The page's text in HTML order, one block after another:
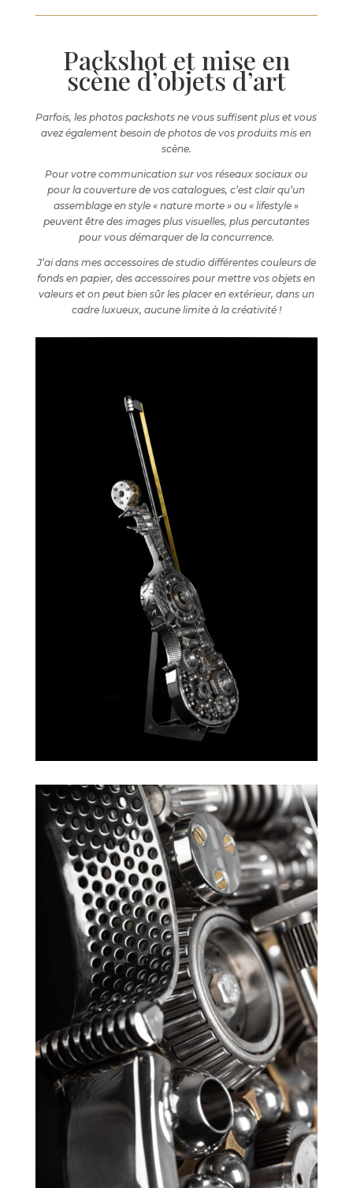
Packshot et mise en
scène d’objets d’art
Parfois, les photos packshots ne vous suffisent plus et vous
avez également besoin de photos de vos produits mis en
scène.
Pour votre communication sur vos réseaux sociaux ou
pour la couverture de vos catalogues, c’est clair qu’un
assemblage en style « nature morte » ou « lifestyle »
peuvent être des images plus visuelles, plus percutantes
pour vous démarquer de la concurrence.
J’ai dans mes accessoires de studio différentes couleurs de
fonds en papier, des accessoires pour mettre vos objets en
valeurs et on peut bien sûr les placer en extérieur, dans un
cadre luxueux, aucune limite à la créativité !